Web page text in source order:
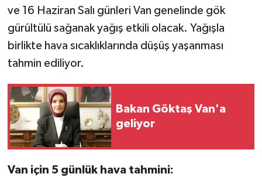
ve 16 Haziran Salı günleri Van genelinde gök
gürültülü sağanak yağış etkili olacak. Yağışla
birlikte hava sıcaklıklarında düşüş yaşanması
tahmin ediliyor.
Bakan Göktaş Van'a
geliyor
Van için 5 günlük hava tahmini: